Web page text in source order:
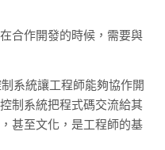
合作開發的時候，需要與
系統讓工程師能夠協作開
制系統把程式碼交流給其
甚至文化，是工程師的基